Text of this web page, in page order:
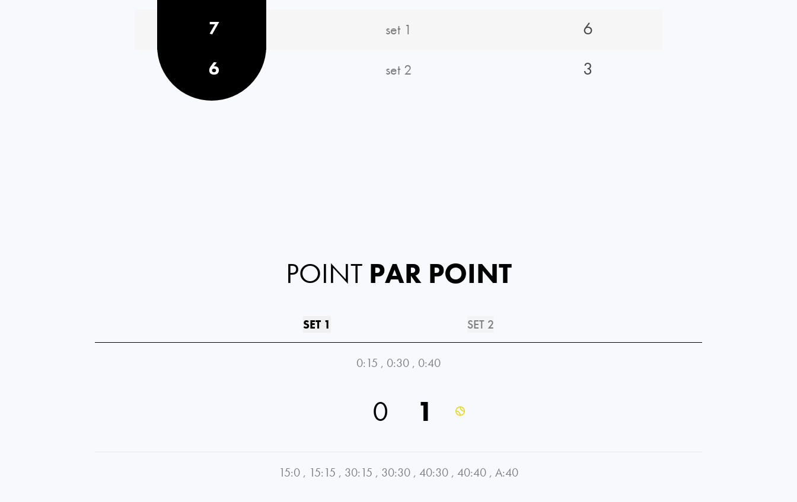
7
set 1
6
6
set 2 3
POINT PAR POINT
SET 1 SET 2
0:15 , 0:30 , 0:40
0 1
15:0 , 15:15 , 30:15 , 30:30 , 40:30 , 40:40 , A:40